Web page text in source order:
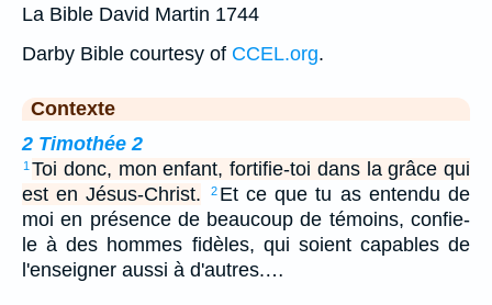
La Bible David Martin 1744
Darby Bible courtesy of CCEL.org.
Contexte
2 Timothée 2
1 Toi donc, mon enfant, fortifie-toi dans la grâce qui
est en Jésus-Christ.
2 Et ce que tu as entendu de
moi en présence de beaucoup de témoins, confie-
le à des hommes fidèles, qui soient capables de
l'enseigner aussi à d'autres.…